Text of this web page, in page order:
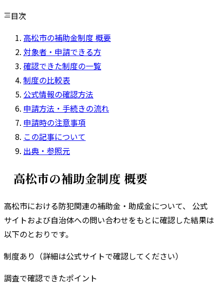
目次
高松市の補助金制度 概要
対象者・申請できる方
確認できた制度の一覧
制度の比較表
公式情報の確認方法
申請方法・手続きの流れ
申請時の注意事項
この記事について
出典・参照元
高松市の補助金制度 概要
高松市における防犯関連の補助金・助成金について、 公式
サイトおよび自治体への問い合わせをもとに確認した結果は
以下のとおりです。
制度あり（詳細は公式サイトで確認してください）
調査で確認できたポイント